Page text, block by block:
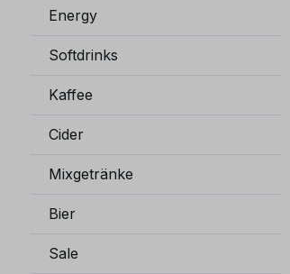
Energy
Softdrinks
Kaffee
Cider
Mixgetränke
Bier
Sale